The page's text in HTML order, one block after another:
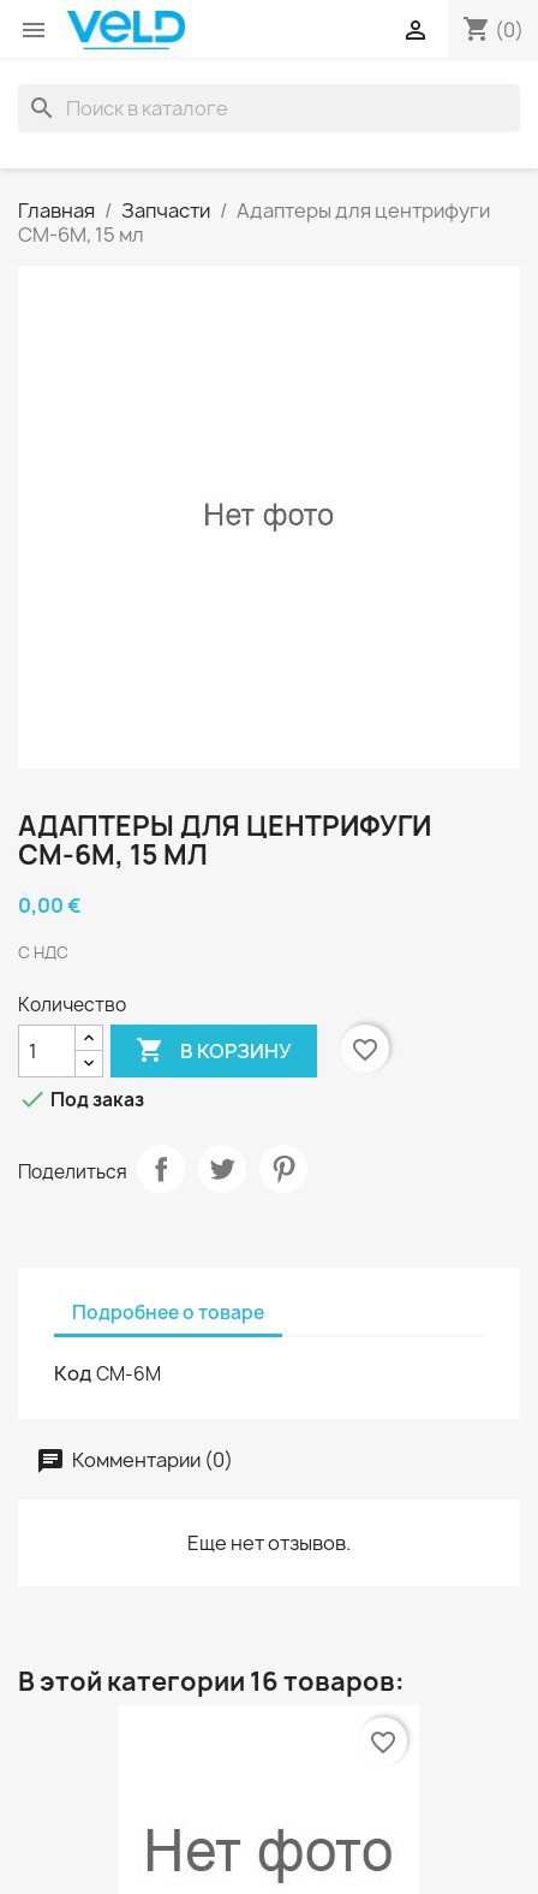
 shopping_cart (0)

search
Главная Запчасти
Адаптеры для центрифуги
СМ-6М, 15 мл
АДАПТЕРЫ ДЛЯ ЦЕНТРИФУГИ
СМ-6М, 15 МЛ
0,00 €
С НДС
Количество
 В КОРЗИНУ
favorite_border
 Под заказ
Поделиться
Подробнее о товаре
КодСМ-6М
Комментарии (0)
Еще нет отзывов.
В этой категории 16 товаров:
favorite_border